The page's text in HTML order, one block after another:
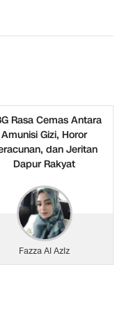
Rasa Cemas Antara
Amunisi Gizi, Horor
dan Jeritan
Dapur Rakyat
Fazza Al Aziz